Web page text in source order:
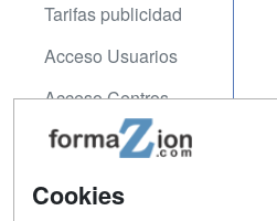
Tarifas publicidad
Acceso Usuarios
Acceso Centros
Contactar
Cookies